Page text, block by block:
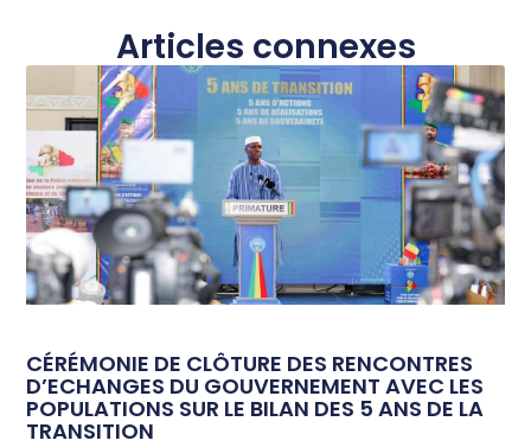
Articles connexes
CÉRÉMONIE DE CLÔTURE DES RENCONTRES
D’ECHANGES DU GOUVERNEMENT AVEC LES
POPULATIONS SUR LE BILAN DES 5 ANS DE LA
TRANSITION